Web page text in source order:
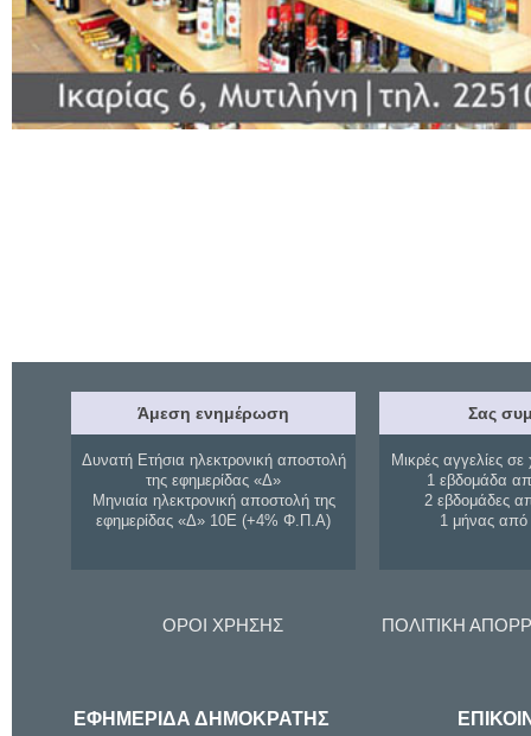
Άμεση ενημέρωση
Δυνατή Ετήσια ηλεκτρονική αποστολή
της εφημερίδας «Δ»
Μηνιαία ηλεκτρονική αποστολή της
εφημερίδας «Δ» 10Ε (+4% Φ.Π.Α)
Σας
Μικρές αγγελίες σε
1 εβδομάδα
2 εβδομάδες
1 μήνας
ΟΡΟΙ ΧΡΗΣΗΣ ΠΟΛΙΤΙΚΗ
ΕΦΗΜΕΡΙΔΑ ΔΗΜΟΚΡΑΤΗΣ